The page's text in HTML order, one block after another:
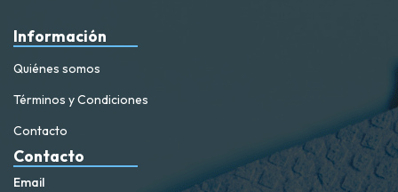
Información
Quiénes somos
Términos y Condiciones
Contacto
Contacto
Email